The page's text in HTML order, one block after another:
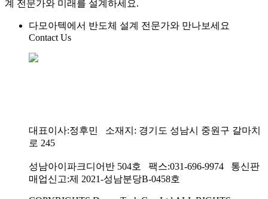
계 전문가와 미래를 설계하세요.
다모아텍에서 반도체 설계 전문가와 만나보세요
Contact Us
대표이사:정후민 소재지: 경기도 성남시 중원구 갈마치
로 245
성남아이파크디어반 504호 팩스:031-696-9974 통신판
매업신고:제 2021-성남분당B-0458호